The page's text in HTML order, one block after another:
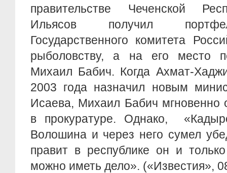
правительстве Чеченской
Ильясов получил
Государственного комитета
рыболовству, а на его место
Михаил Бабич. Когда Ахмат-
2003 года назначил новым
Исаева, Михаил Бабич мгновенно
в прокуратуре. Однако,
Волошина и через него сумел
правит в республике он и
можно иметь дело». («Известия»,